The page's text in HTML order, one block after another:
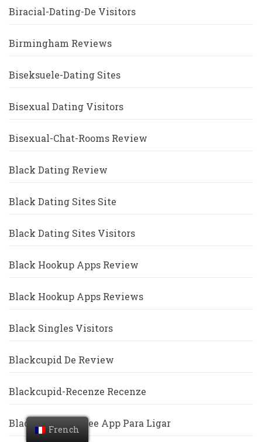
Biracial-Dating-De Visitors
Birmingham Reviews
Biseksuele-Dating Sites
Bisexual Dating Visitors
Bisexual-Chat-Rooms Review
Black Dating Review
Black Dating Sites Site
Black Dating Sites Visitors
Black Hookup Apps Review
Black Hookup Apps Reviews
Black Singles Visitors
Blackcupid De Review
Blackcupid-Recenze Recenze
Blackdatingforfree App Para Ligar
French